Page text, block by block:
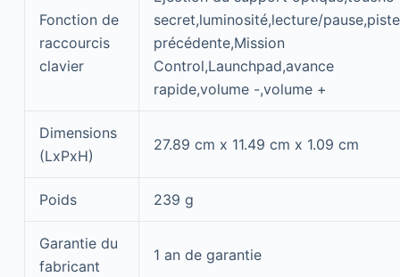
Fonction de
raccourcis
clavier
secret,luminosité,lecture/pause,piste
précédente,Mission
Control,Launchpad,avance
rapide,volume -,volume +
Dimensions
(LxPxH)
27.89 cm x 11.49 cm x 1.09 cm
Poids 239 g
Garantie du
fabricant
1 an de garantie